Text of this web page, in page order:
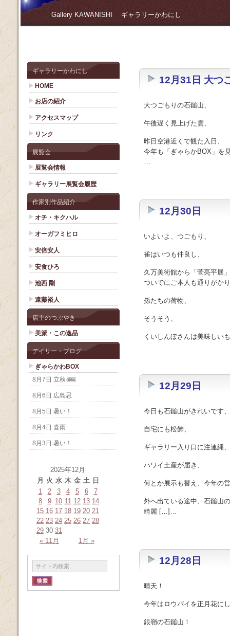
Gallery KAWANISHI ギャラリーかわにし
ギャラリーかわにし
HOME
お店の紹介
アクセスマップ
リンク
展覧会
展覧会情報
ギャラリー展覧会履歴
作家別作品紹介
オチ・キクハル
オーガフミヒロ
安倍安人
安食ひろ
池西 剛
遠藤裕人
店主のつぶやき
美派・この逸品
デイリー・ブログ
ぎゃらかわBOX
8月7日 立秋
8月6日 広島忌
8月5日 暑い！
8月4日 喜雨
8月3日 暑い！
2025年12月
月
火 水 木 金 土 日
« 11月 1月 »
1 2 3 4 5 6
7
8
9 10 11 12 13 14
15 16 17 18 19 20 21
22 23 24 25 26 27 28
29 30 31
12月31日 大つ
大つごもりの石鎚山、
午後遅く見上げた雲、
昨日空港近くで観た入日、
今年も「ぎゃらかBOX」を
…
12月30日
いよいよ、つごもり、
雀はいつも仲良し、
久万美術館から「菅亮平展
ついでにご本人も通りがか
孫たちの荷物、
そうそう、
くいしんぼさんは美味し
12月29日
今日も石鎚山がきれいです
自宅にも松飾、
ギャラリー入り口に注連縄、
ハワイ土産が届き、
何とか展示も替え、今年の
外へ出ている途中、石鎚山
綺麗 […]…
12月28日
晴天！
今年はロウバイを正月花に
銀嶺の石鎚山！